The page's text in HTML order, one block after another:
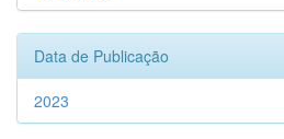
Data de Publicação
2023